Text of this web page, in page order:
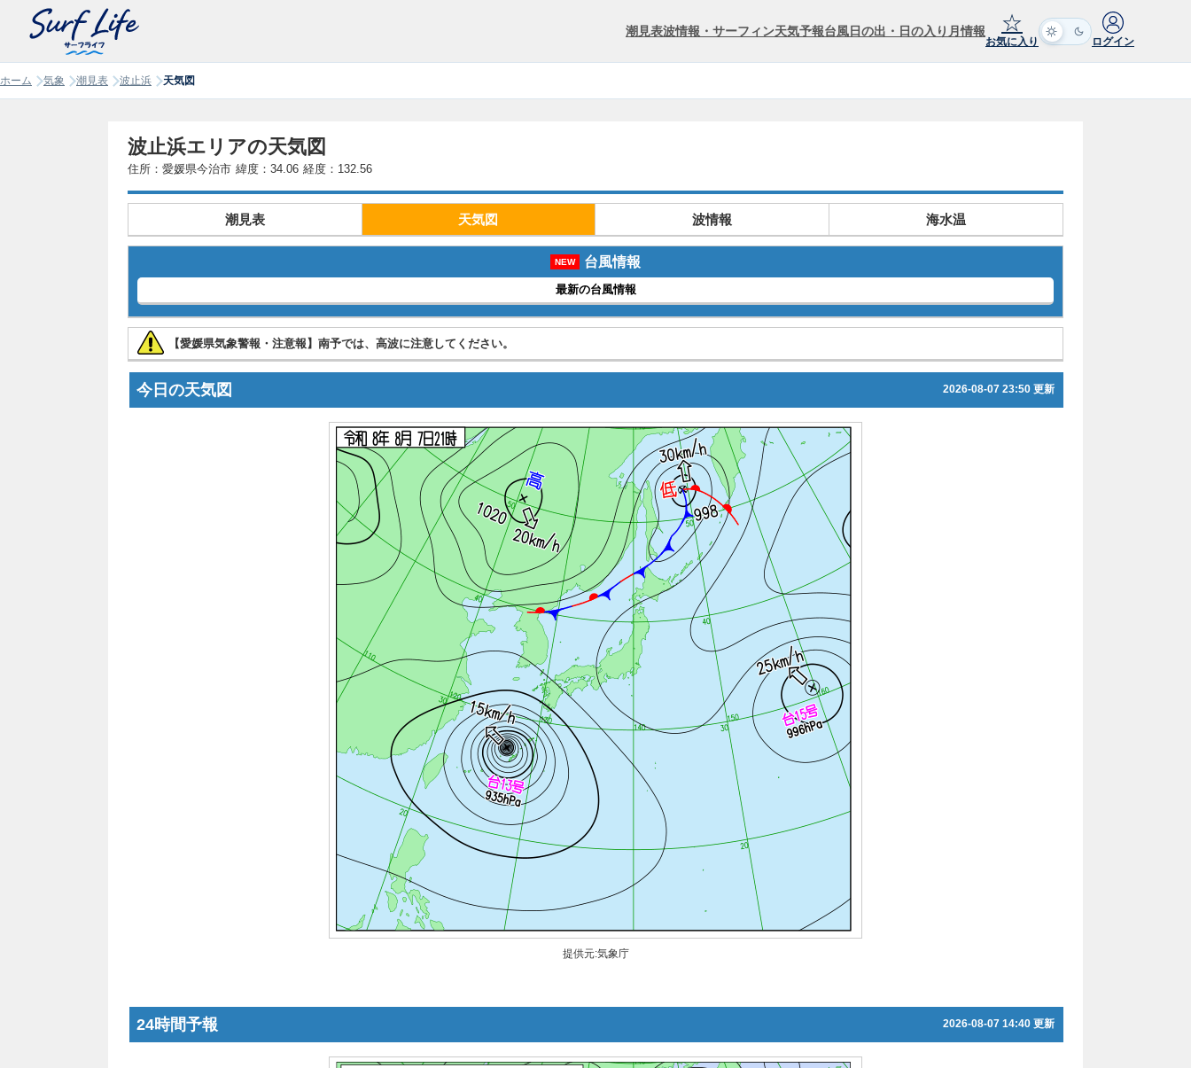
潮見表波情報・サーフィン天気予報台風日の出・日の入り 月情報 ☆
お気に入り ログイン
ホーム 気象 潮見表 波止浜 天気図
波止浜エリアの天気図
住所：愛媛県今治市 緯度：34.06 経度：132.56
潮見表 天気図 波情報 海水温
NEW 台風情報
最新の台風情報
【愛媛県気象警報・注意報】南予では、高波に注意してください。
今日の天気図 2026-08-07 23:50 更新
提供元:気象庁
24時間予報 2026-08-07 14:40 更新